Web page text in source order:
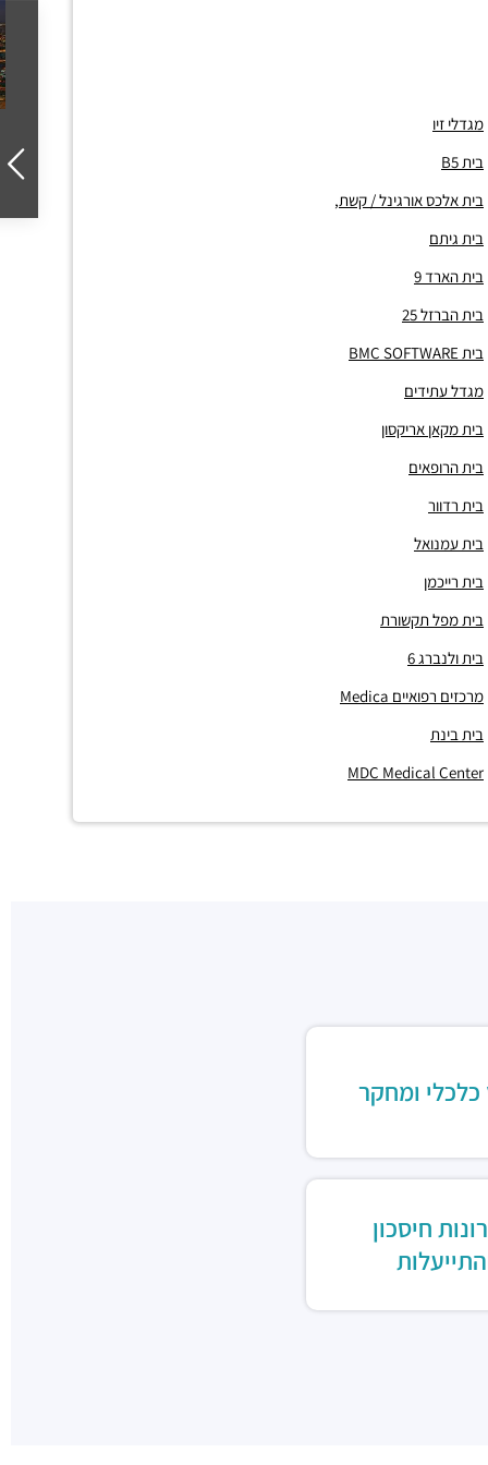
מגדלי זיו
בית B5
בית אלכס אורגינל / קשת,
בית גיתם
בית הארד 9
בית הברזל 25
בית BMC SOFTWARE
מגדל עתידים
בית מקאן אריקסון
בית הרופאים
בית רדוור
בית עמנואל
בית רייכמן
בית מפל תקשורת
בית ולנברג 6
מרכזים רפואיים Medica
בית בינת
MDC Medical Center
כלכלי ומחקר
חיסכון